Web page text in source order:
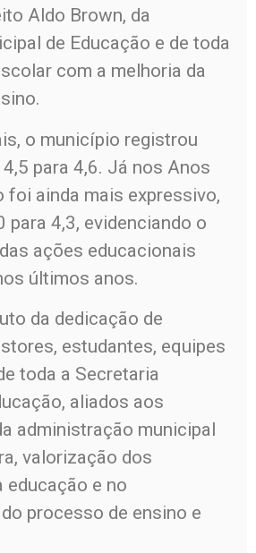
Aldo Brown, da
de Educação e de toda
com a melhoria da
o município registrou
para 4,6. Já nos Anos
foi ainda mais expressivo,
para 4,3, evidenciando o
ações educacionais
últimos anos.
da dedicação de
estudantes, equipes
toda a Secretaria
aliados aos
administração municipal
valorização dos
e no
processo de ensino e